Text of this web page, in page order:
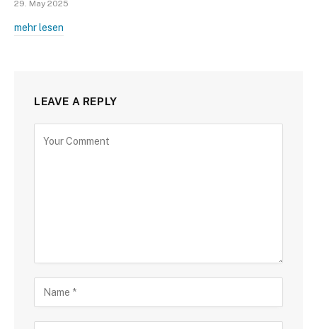
29. May 2025
mehr lesen
LEAVE A REPLY